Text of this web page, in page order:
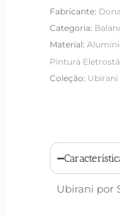
Fabricante:
Categoria:
Material:
Pintura
Coleção: Ubirani
Ubirani por